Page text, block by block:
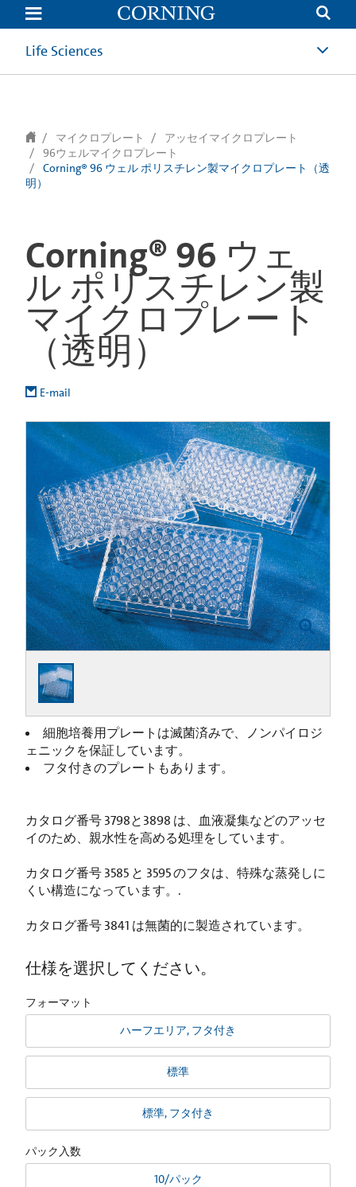
text.skipToContent
text.skipToNavigation
Life Sciences
マイクロプレート
アッセイマイクロプレート
96ウェルマイクロプレート
Corning® 96 ウェル ポリスチレン製マイクロプレート（透
明）
Corning® 96 ウェ
ル ポリスチレン製
マイクロプレート
（透明）
E-mail
細胞培養用プレートは滅菌済みで、ノンパイロジ
ェニックを保証しています。
フタ付きのプレートもあります。
カタログ番号 3798と3898 は、血液凝集などのアッセ
イのため、親水性を高める処理をしています。
カタログ番号 3585 と 3595 のフタは、特殊な蒸発しに
くい構造になっています。.
カタログ番号 3841 は無菌的に製造されています。
仕様を選択してください。
フォーマット
ハーフエリア, フタ付き
標準
標準, フタ付き
パック入数
10/パック